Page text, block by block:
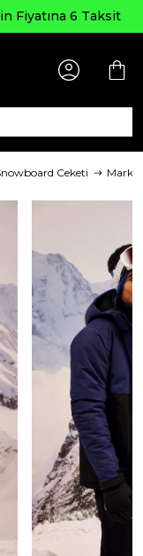
Fiyatına 6 Taksit
Ceketi Marka